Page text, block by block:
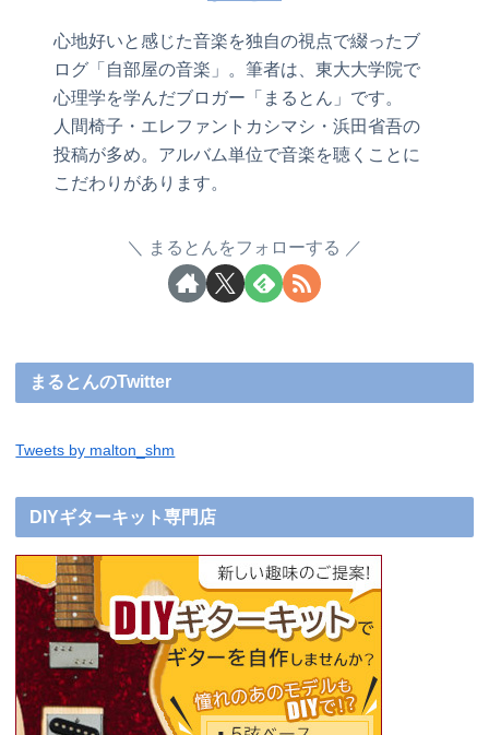
心地好いと感じた音楽を独自の視点で綴ったブ
ログ「自部屋の音楽」。筆者は、東大大学院で
心理学を学んだブロガー「まるとん」です。
人間椅子・エレファントカシマシ・浜田省吾の
投稿が多め。アルバム単位で音楽を聴くことに
こだわりがあります。
まるとんをフォローする
まるとんのTwitter
Tweets by malton_shm
DIYギターキット専門店